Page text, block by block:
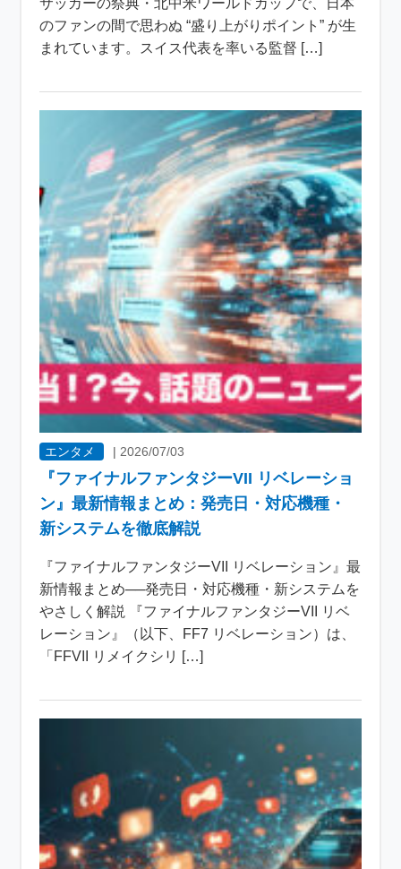
サッカーの祭典・北中米ワールドカップで、日本
のファンの間で思わぬ “盛り上がりポイント” が生
まれています。スイス代表を率いる監督 […]
エンタメ | 2026/07/03
『ファイナルファンタジーVII リベレーショ
ン』最新情報まとめ：発売日・対応機種・
新システムを徹底解説
『ファイナルファンタジーVII リベレーション』最
新情報まとめ──発売日・対応機種・新システムを
やさしく解説 『ファイナルファンタジーVII リベ
レーション』（以下、FF7 リベレーション）は、
「FFVII リメイクシリ […]